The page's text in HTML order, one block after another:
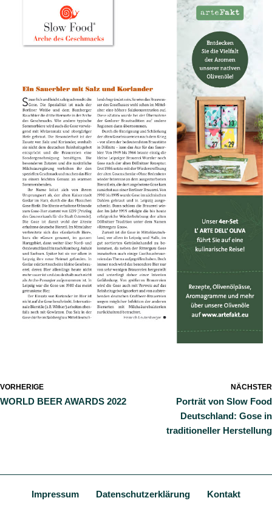
VORHERIGE
WORLD BEER AWARDS 2022
NÄCHSTER
Porträt von Slow Food
Deutschland: Gose in
traditioneller Herstellung
Impressum Datenschutzerklärung Kontakt